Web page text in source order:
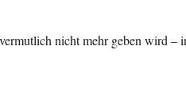
nicht mehr geben wird –